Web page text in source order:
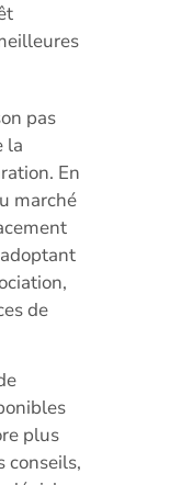
pas
la
En
marché
de
plus
conseils,